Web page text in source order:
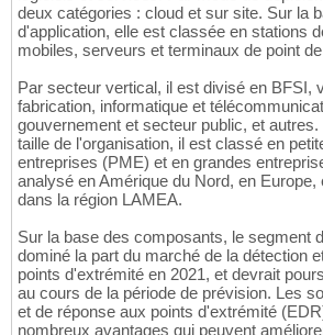
deux catégories : cloud et sur site. Sur la
d'application, elle est classée en stations
mobiles, serveurs et terminaux de point
Par secteur vertical, il est divisé en BFSI,
fabrication, informatique et
gouvernement et secteur public, et
taille de l'organisation, il est classé en
entreprises (PME) et en grandes
analysé en Amérique du Nord, en Europe,
dans la région LAMEA.
Sur la base des composants, le segment
dominé la part du marché de la détection
points d'extrémité en 2021, et devrait
au cours de la période de prévision. Les
et de réponse aux points d'extrémité
nombreux avantages qui peuvent